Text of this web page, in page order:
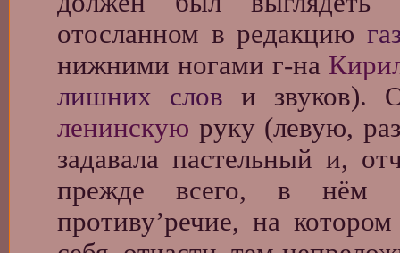
отосланном в редакцию
нижними ногами г-на
лишних слов и звуков).
ленинскую руку (левую,
задавала пастельный и,
прежде всего, в нём
противу’речие, на